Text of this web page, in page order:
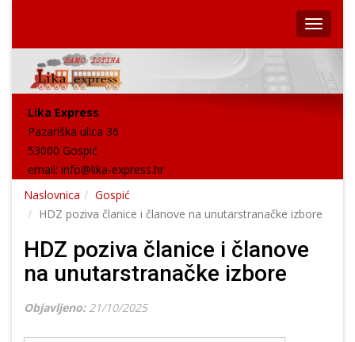
Lika Express
Pazariška ulica 36
53000 Gospić
email: info@lika-express.hr
Naslovnica
Gospić
HDZ poziva članice i članove na unutarstranačke izbore
HDZ poziva članice i članove
na unutarstranačke izbore
Objavljeno: 21/10/2025